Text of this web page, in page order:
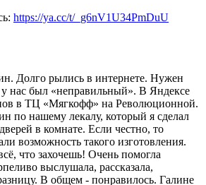
https://ya.cc/t/_g6nV1U34PmDuU
Долго рылись в интернете. Нужен
нас был «неправильный». В Яндексе
в ТЦ «Мягкофф» на Революционной.
по нашему лекалу, который я сделал
в комнате. Если честно, то
возможность такого изготовления.
что захочешь! Очень помогла
выслушала, рассказала,
В общем - понравилось. Галине